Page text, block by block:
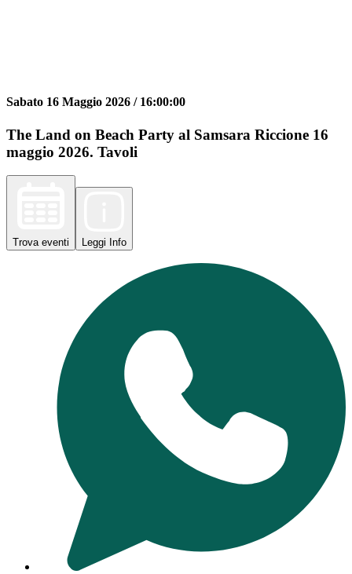
Sabato 16 Maggio 2026 / 16:00:00
The Land on Beach Party al Samsara Riccione 16
maggio 2026. Tavoli
Trova eventi Leggi Info